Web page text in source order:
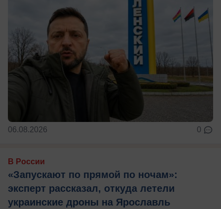
06.08.2026 0
В России
«Запускают по прямой по ночам»:
эксперт рассказал, откуда летели
украинские дроны на Ярославль